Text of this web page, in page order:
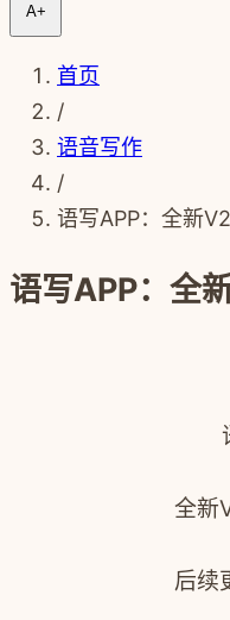
A+
首页
/
语音写作
/
语写APP：全新
语写APP：全
全新
后续